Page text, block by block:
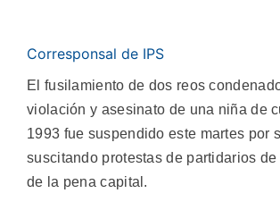
Corresponsal de IPS
El fusilamiento de dos reos
violación y asesinato de una niña de
1993 fue suspendido este martes por
suscitando protestas de partidarios
de la pena capital.